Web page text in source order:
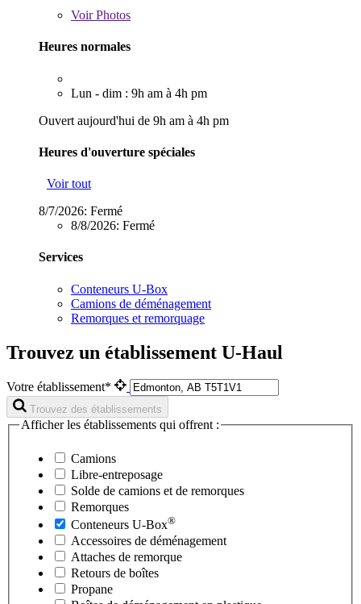
VoirPhotos
Heures normales
Lun - dim : 9h am à 4h pm
Ouvert aujourd'hui de 9h am à 4h pm
Heures d'ouverture spéciales
Voir tout
8/7/2026: Fermé
8/8/2026: Fermé
Services
Conteneurs U-Box
Camions de déménagement
Remorques et remorquage
Trouvez un établissement U-Haul
Votre établissement*
Trouvez des établissements
Afficher les établissements qui offrent :
Camions
Libre-entreposage
Solde de camions et de remorques
Remorques
Conteneurs U-Box®
Accessoires de déménagement
Attaches de remorque
Retours de boîtes
Propane